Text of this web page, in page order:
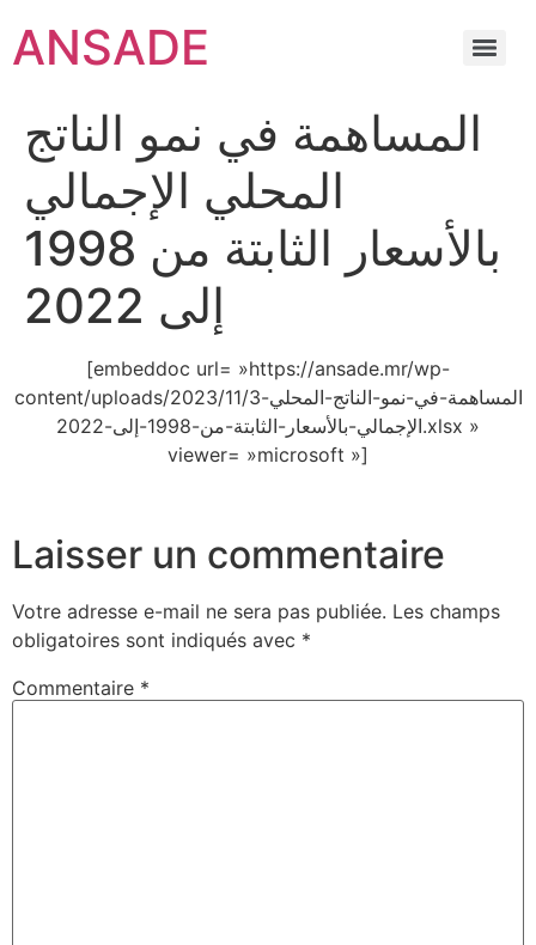
ANSADE
المساهمة في نمو الناتج
المحلي الإجمالي
بالأسعار الثابتة من 1998
إلى 2022
[embeddoc url= »https://ansade.mr/wp-
content/uploads/2023/11/3المساهمة-في-نمو-الناتج-المحلي-
الإجمالي-بالأسعار-الثابتة-من-1998-إلى-2022.xlsx »
viewer= »microsoft »]
Laisser un commentaire
Votre adresse e-mail ne sera pas publiée. Les champs
obligatoires sont indiqués avec *
Commentaire *